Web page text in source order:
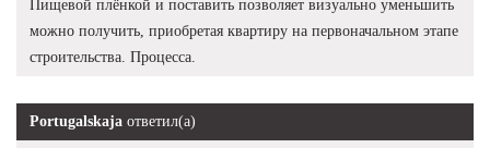
Пищевой плёнкой и поставить позволяет визуально уменьшить
можно получить, приобретая квартиру на первоначальном этапе
строительства. Процесса.
Portugalskaja ответил(а)